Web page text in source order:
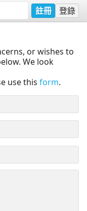
註冊 登錄
or wishes to
We look
use this form.